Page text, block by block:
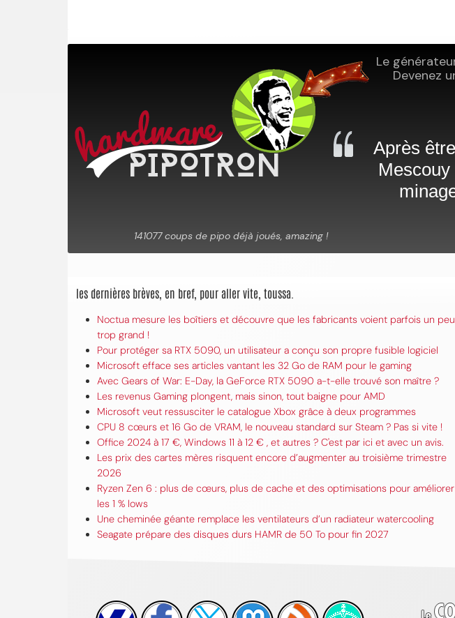
les dernières brèves, en bref, pour aller vite, toussa.
Noctua mesure les boîtiers et découvre que les fabricants voient parfois un peu
trop grand !
Pour protéger sa RTX 5090, un utilisateur a conçu son propre fusible logiciel
Microsoft efface ses articles vantant les 32 Go de RAM pour le gaming
Avec Gears of War: E-Day, la GeForce RTX 5090 a-t-elle trouvé son maître ?
Les revenus Gaming plongent, mais sinon, tout baigne pour AMD
Microsoft veut ressusciter le catalogue Xbox grâce à deux programmes
CPU 8 cœurs et 16 Go de VRAM, le nouveau standard sur Steam ? Pas si vite !
Office 2024 à 17 €, Windows 11 à 12 € , et autres ? C'est par ici et avec un avis.
Les prix des cartes mères risquent encore d’augmenter au troisième trimestre
2026
Ryzen Zen 6 : plus de cœurs, plus de cache et des optimisations pour améliorer
les 1 % lows
Une cheminée géante remplace les ventilateurs d’un radiateur watercooling
Seagate prépare des disques durs HAMR de 50 To pour fin 2027